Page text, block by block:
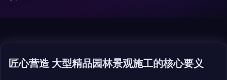
匠心营造 大型精品园林景观施工的核心要义